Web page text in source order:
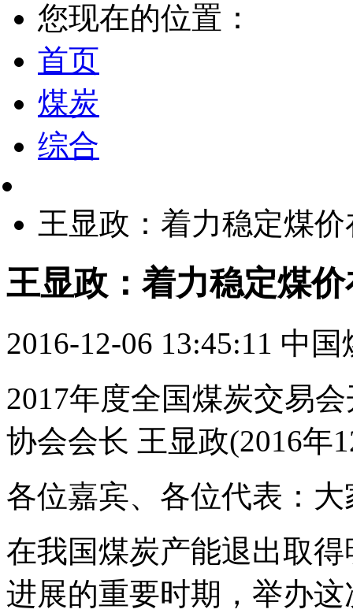
您现在的位置：
首页
煤炭
综合
王显政：着力稳定煤
王显政：着力稳定煤
2016-12-06 13:45:11 中国
2017年度全国煤炭交易
协会会长 王显政(2016年
各位嘉宾、各位代表：
在我国煤炭产能退出取
进展的重要时期，举办